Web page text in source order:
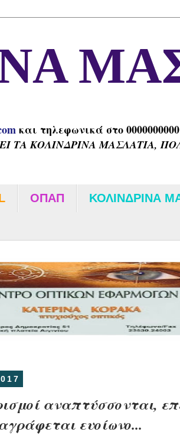
και τηλεφωνικά στο 0000000000
ΤΑ ΚΟΛΙΝΔΡΙΝΑ ΜΑΣΛΑΤΙΑ,
ΟΠΑΠ ΚΟΛΙΝΔΡΙΝΑ
αναπτύσσονται,
ευοίωνο...